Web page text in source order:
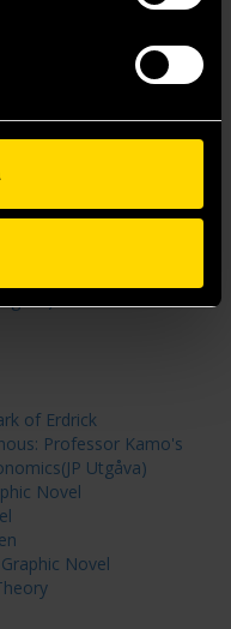
Moon
of Erdrick
Professor Kamo's
Utgåva)
Novel
Novel